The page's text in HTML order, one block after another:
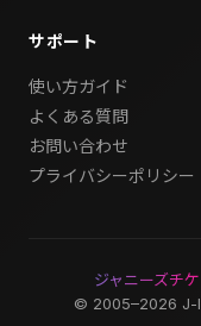
サポート
使い方ガイド
よくある質問
お問い合わせ
プライバシーポリシー
ジャニーズチ
© 2005–2026 J-